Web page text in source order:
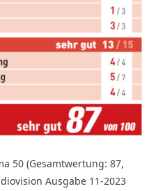
50 (Gesamtwertung: 87,
Ausgabe 11-2023